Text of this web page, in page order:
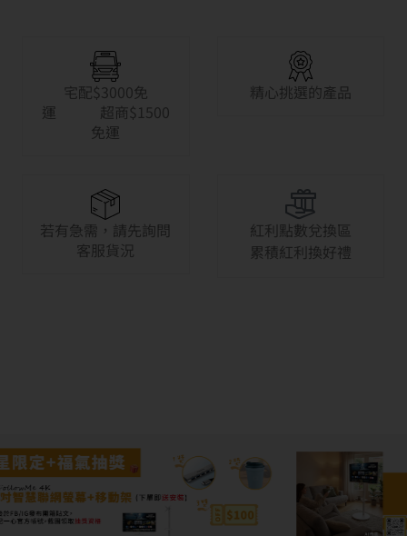
宅配$3000免
運 超商$1500
免運
精心挑選的產品
若有急需，請先詢問
客服貨況
紅利點數兌換區
累積紅利換好禮